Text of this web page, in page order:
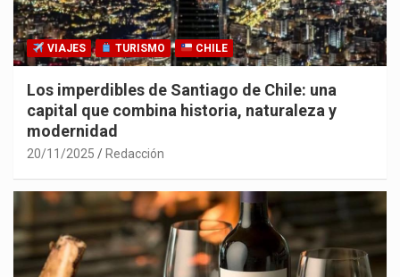
VIAJES TURISMO CHILE
Los imperdibles de Santiago de Chile: una
capital que combina historia, naturaleza y
modernidad
20/11/2025 Redacción